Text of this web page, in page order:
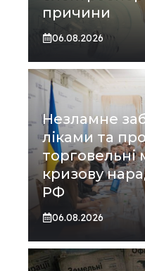
причини
06.08.2026
Незламне
ліками та
кризову
РФ
06.08.2026